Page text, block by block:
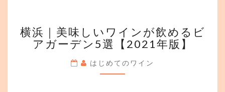
浜
｜
味
し
横浜｜美味しいワインが飲めるビ
アガーデン5選【2021年版】
はじめてのワイン